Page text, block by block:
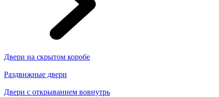
Двери на скрытом коробе
Раздвижные двери
Двери с открыванием вовнутрь